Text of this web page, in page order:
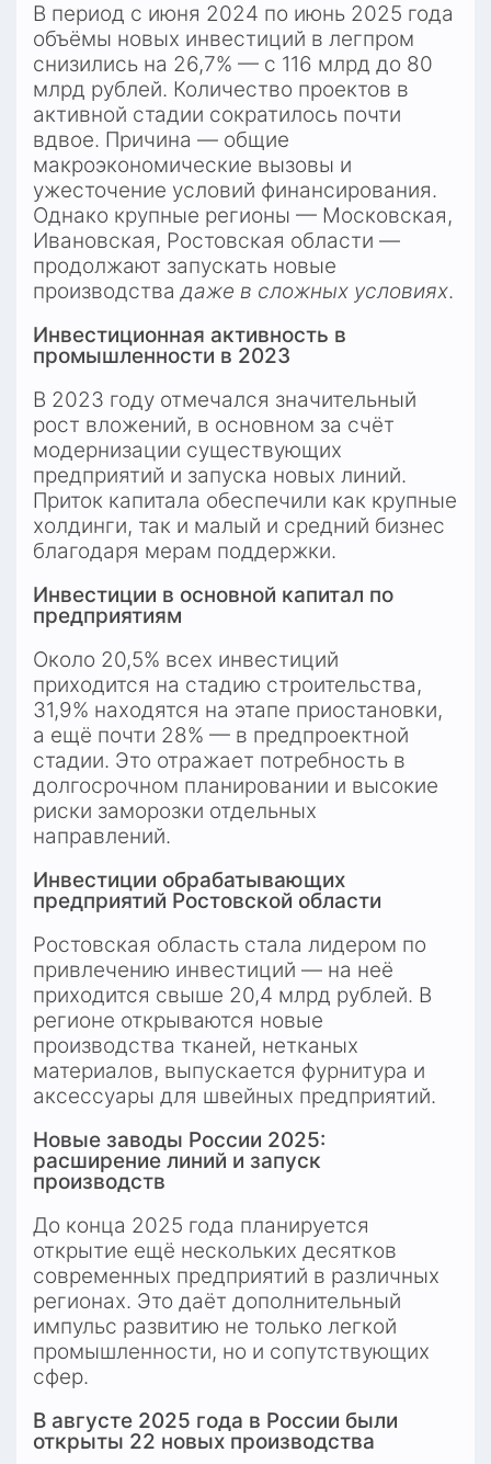
В период с июня 2024 по июнь 2025 года
объёмы новых инвестиций в легпром
снизились на 26,7% — с 116 млрд до 80
млрд рублей. Количество проектов в
активной стадии сократилось почти
вдвое. Причина — общие
макроэкономические вызовы и
ужесточение условий финансирования.
Однако крупные регионы — Московская,
Ивановская, Ростовская области —
продолжают запускать новые
производства даже в сложных условиях.
Инвестиционная активность в
промышленности в 2023
В 2023 году отмечался значительный
рост вложений, в основном за счёт
модернизации существующих
предприятий и запуска новых линий.
Приток капитала обеспечили как крупные
холдинги, так и малый и средний бизнес
благодаря мерам поддержки.
Инвестиции в основной капитал по
предприятиям
Около 20,5% всех инвестиций
приходится на стадию строительства,
31,9% находятся на этапе приостановки,
а ещё почти 28% — в предпроектной
стадии. Это отражает потребность в
долгосрочном планировании и высокие
риски заморозки отдельных
направлений.
Инвестиции обрабатывающих
предприятий Ростовской области
Ростовская область стала лидером по
привлечению инвестиций — на неё
приходится свыше 20,4 млрд рублей. В
регионе открываются новые
производства тканей, нетканых
материалов, выпускается фурнитура и
аксессуары для швейных предприятий.
Новые заводы России 2025:
расширение линий и запуск
производств
До конца 2025 года планируется
открытие ещё нескольких десятков
современных предприятий в различных
регионах. Это даёт дополнительный
импульс развитию не только легкой
промышленности, но и сопутствующих
сфер.
В августе 2025 года в России были
открыты 22 новых производства